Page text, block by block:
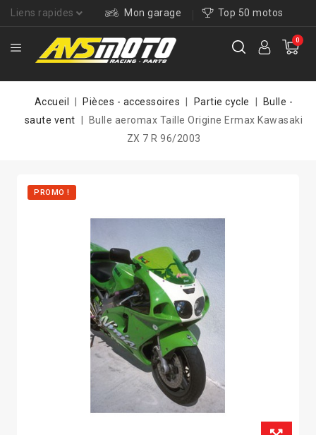
Liens rapides Mon garage Top 50 motos
0
Accueil Pièces - accessoires Partie cycle
Bulle -
saute vent
Bulle aeromax Taille Origine Ermax Kawasaki
ZX 7 R 96/2003
PROMO !